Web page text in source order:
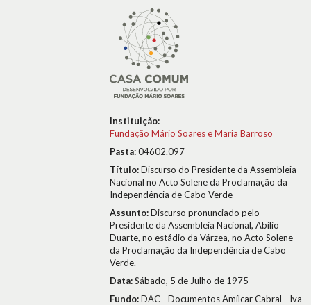
Instituição:
Fundação Mário Soares e Maria Barroso
Pasta:04602.097
Título:Discurso do Presidente da Assembleia
Nacional no Acto Solene da Proclamação da
Independência de Cabo Verde
Assunto:Discurso pronunciado pelo
Presidente da Assembleia Nacional, Abílio
Duarte, no estádio da Várzea, no Acto Solene
da Proclamação da Independência de Cabo
Verde.
Data:Sábado, 5 de Julho de 1975
Fundo:DAC - Documentos Amílcar Cabral - Iva